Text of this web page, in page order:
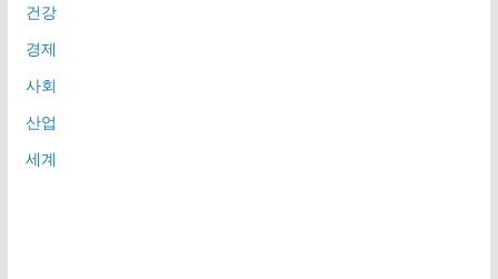
건강
경제
사회
산업
세계